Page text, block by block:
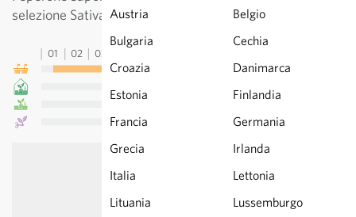
Austria
Belgio
Bulgaria
Cechia
Croazia
Danimarca
Estonia
Finlandia
Francia
Germania
Grecia
Irlanda
Italia
Lettonia
Lituania
Lussemburgo
selezione Sativa.
01 02 03